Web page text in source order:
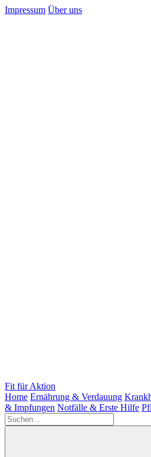
Impressum Über uns
Fit für Aktion
Home Ernährung & Verdauung
& Impfungen Notfälle & Erste Hilfe